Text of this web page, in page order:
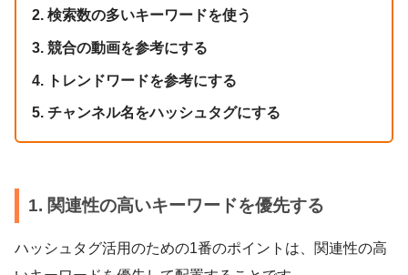
2. 検索数の多いキーワードを使う
3. 競合の動画を参考にする
4. トレンドワードを参考にする
5. チャンネル名をハッシュタグにする
1. 関連性の高いキーワードを優先する
ハッシュタグ活用のための1番のポイントは、関連性の高